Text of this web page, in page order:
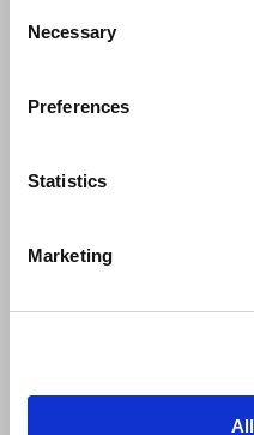
Selection
Necessary
Preferences
Statistics
Marketing